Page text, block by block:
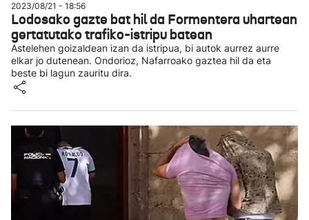
2023/08/21 - 18:56
Lodosako gazte bat hil da Formentera uhartean
gertatutako trafiko-istripu batean
Astelehen goizaldean izan da istripua, bi autok aurrez aurre
elkar jo dutenean. Ondorioz, Nafarroako gaztea hil da eta
beste bi lagun zauritu dira.